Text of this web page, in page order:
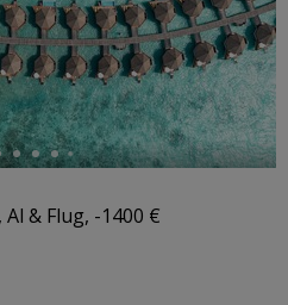
& Flug, -1400 €